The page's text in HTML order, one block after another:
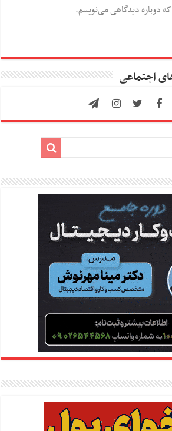
دوباره دیدگاهی می‌نویسم.
اجتماعی